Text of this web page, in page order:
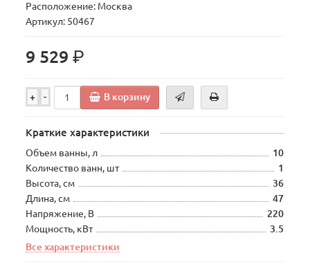
Расположение: Москва
Артикул: 50467
9 529р.
+ - В корзину
Краткие характеристики
Объем ванны, л
10
Количество ванн, шт
1
Высота, см
36
Длина, см
47
Напряжение, В
220
Мощность, кВт
3.5
Все характеристики